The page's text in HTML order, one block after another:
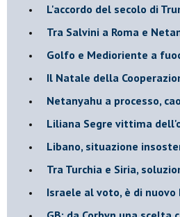
L'accordo del secolo di
Tra Salvini a Roma e
Golfo e Medioriente a
Il Natale della
Netanyahu a processo,
Liliana Segre vittima
Libano, situazione
Tra Turchia e Siria,
Israele al voto, è di nuovo